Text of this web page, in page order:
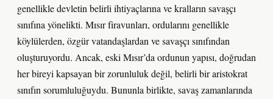
genellikle devletin belirli ihtiyaçlarına ve kralların savaşçı
sınıfına yönelikti. Mısır firavunları, ordularını genellikle
köylülerden, özgür vatandaşlardan ve savaşçı sınıfından
oluşturuyordu. Ancak, eski Mısır’da ordunun yapısı, doğrudan
her bireyi kapsayan bir zorunluluk değil, belirli bir aristokrat
sınıfın sorumluluğuydu. Bununla birlikte, savaş zamanlarında